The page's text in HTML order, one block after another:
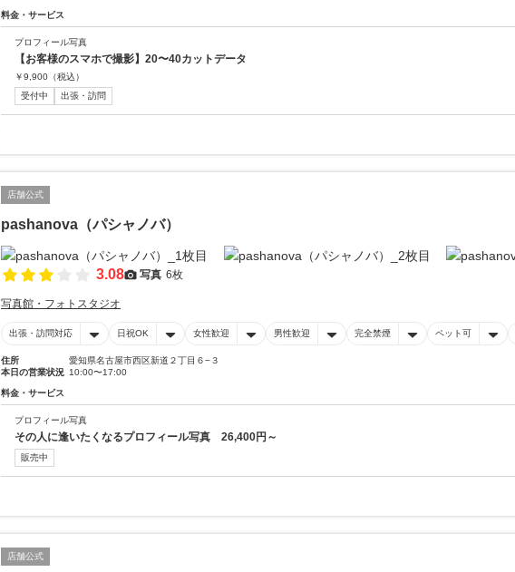
料金・サービス
プロフィール写真
【お客様のスマホで撮影】20〜40カットデータ
￥9,900 （税込）
受付中
出張・訪問
店舗公式
pashanova（パシャノバ）
3.08 写真 6枚
写真館・フォトスタジオ
出張・訪問対応 日祝OK 女性歓迎 男性歓迎 完全禁煙 ペット可
住所
愛知県名古屋市西区新道２丁目６−３
本日の営業状況 10:00〜17:00
料金・サービス
プロフィール写真
その人に逢いたくなるプロフィール写真 26,400円～
販売中
店舗公式